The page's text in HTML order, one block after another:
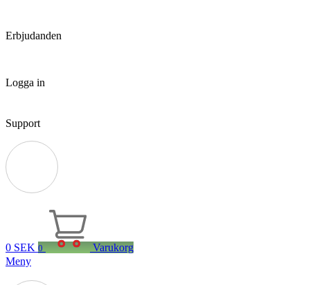
Erbjudanden
Logga in
Support
0 SEK 0
Varukorg
Meny